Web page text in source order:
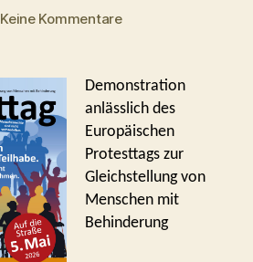
Keine Kommentarezu
Mai
2026
Demonstration
anlässlich des
Europäischen
Protesttags zur
Gleichstellung von
Menschen mit
Behinderung